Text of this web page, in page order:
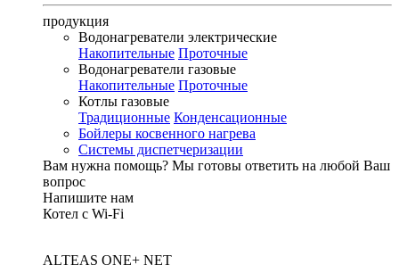
продукция
Водонагреватели электрические
Накопительные Проточные
Водонагреватели газовые
Накопительные Проточные
Котлы газовые
Традиционные Конденсационные
Бойлеры косвенного нагрева
Системы диспетчеризации
Вам нужна помощь? Мы готовы ответить на любой Ваш
вопрос
Напишите нам
Котел с Wi-Fi
ALTEAS ONE+ NET